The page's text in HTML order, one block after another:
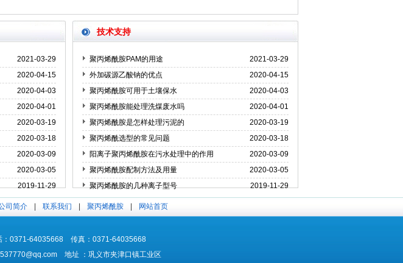
2021-03-29
2020-04-15
2020-04-03
2020-04-01
2020-03-19
2020-03-18
2020-03-09
2020-03-05
2019-11-29
2019-11-20
技术支持
聚丙烯酰胺PAM的用途
2021-03-29
外加碳源乙酸钠的优点
2020-04-15
聚丙烯酰胺可用于土壤保水
2020-04-03
聚丙烯酰胺能处理洗煤废水吗
2020-04-01
聚丙烯酰胺是怎样处理污泥的
2020-03-19
聚丙烯酰选型的常见问题
2020-03-18
阳离子聚丙烯酰胺在污水处理中的作用
2020-03-09
聚丙烯酰胺配制方法及用量
2020-03-05
聚丙烯酰胺的几种离子型号
2019-11-29
聚丙烯酰胺溶液的粘度下降的原因
司简介 联系我们 聚丙烯酰胺 网站首页
：0371-64035668 传真：0371-64035668
地址 ：巩义市夹津口镇工业区